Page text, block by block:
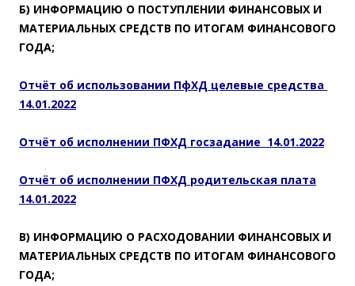
Б) ИНФОРМАЦИЮ О ПОСТУПЛЕНИИ ФИНАНСОВЫХ И
МАТЕРИАЛЬНЫХ СРЕДСТВ ПО ИТОГАМ ФИНАНСОВОГО
ГОДА;
Отчёт об использовании ПфХД целевые средства
14.01.2022
Отчёт об исполнении ПФХД госзадание 14.01.2022
Отчёт об исполнении ПФХД родительская плата
14.01.2022
В) ИНФОРМАЦИЮ О РАСХОДОВАНИИ ФИНАНСОВЫХ И
МАТЕРИАЛЬНЫХ СРЕДСТВ ПО ИТОГАМ ФИНАНСОВОГО
ГОДА;